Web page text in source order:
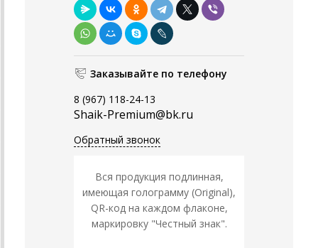
Заказывайте по телефону
8 (967) 118-24-13
Shaik-Premium@bk.ru
Обратный звонок
Вся продукция подлинная,
имеющая голограмму (Original),
QR-код на каждом флаконе,
маркировку "Честный знак".